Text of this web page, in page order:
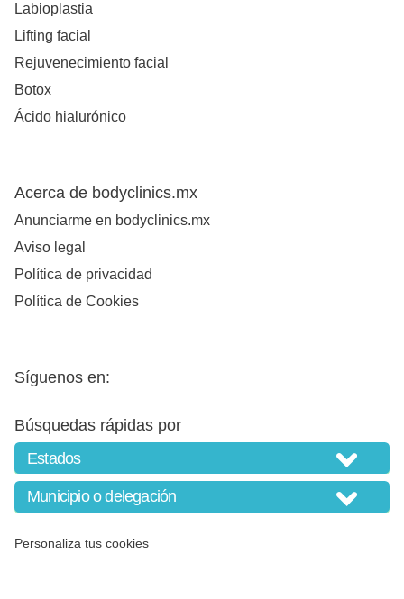
Labioplastia
Lifting facial
Rejuvenecimiento facial
Botox
Ácido hialurónico
Acerca de bodyclinics.mx
Anunciarme en bodyclinics.mx
Aviso legal
Política de privacidad
Política de Cookies
Síguenos en:
Búsquedas rápidas por
Personaliza tus cookies